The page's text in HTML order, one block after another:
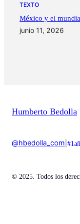
TEXTO
México y el
junio 11, 2026
Humberto Bedolla
@hbedolla_com
© 2025. Todos los